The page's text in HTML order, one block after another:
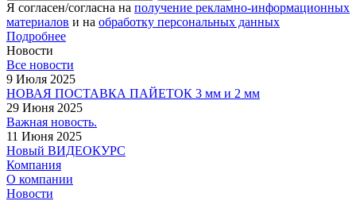
Я согласен/согласна на получение рекламно-информационных
материалов и на обработку персональных данных
Подробнее
Новости
Все новости
9 Июля 2025
НОВАЯ ПОСТАВКА ПАЙЕТОК 3 мм и 2 мм
29 Июня 2025
Важная новость.
11 Июня 2025
Новый ВИДЕОКУРС
Компания
О компании
Новости